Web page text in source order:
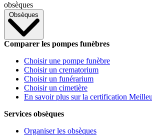
obsèques
Obsèques
Comparer les pompes funèbres
Choisir une pompe funèbre
Choisir un crematorium
Choisir un funérarium
Choisir un cimetière
En savoir plus sur la certification
Services obsèques
Organiser les obsèques